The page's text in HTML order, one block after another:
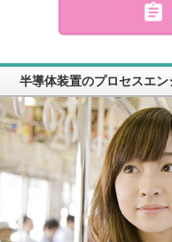

半導体装置のプロセスエン